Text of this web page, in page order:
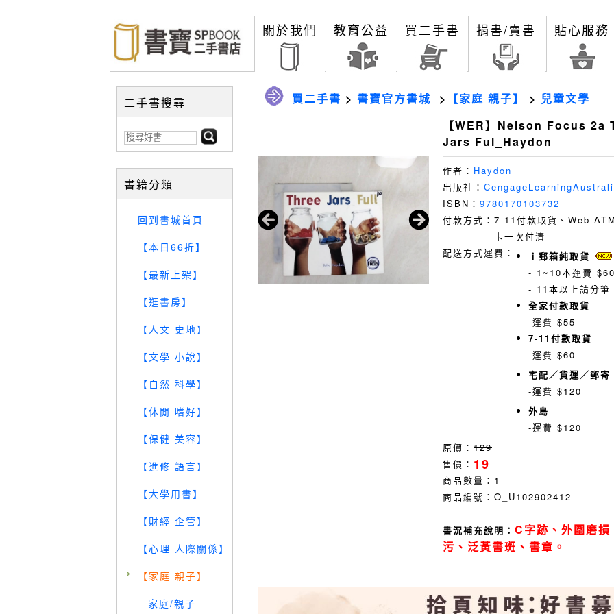
關於我們 教育公益 買二手書 捐書/賣書 貼心服務
二手書搜尋
書籍分類
回到書城首頁
【本日66折】
【最新上架】
【逛書房】
【人文 史地】
【文學 小說】
【自然 科學】
【休閒 嗜好】
【保健 美容】
【進修 語言】
【大學用書】
【財經 企管】
【心理 人際關係】
【家庭 親子】
家庭/親子
買二手書 > 書寶官方書城 > 【家庭 親子】 > 兒童文學
【WER】Nelson Focus 2a
Jars Ful_Haydon
作者： Haydon
出版社：
ISBN： 9780170103732
付款方式： 7-11付款取貨、Web
卡一次付清
配送方式運費：
ｉ郵箱純取貨
- 1~10本運費
- 11本以上請分筆
全家付款取貨
-運費 $55
7-11付款取貨
-運費 $60
宅配／貨運／郵寄
-運費 $120
外島
-運費 $120
原價： 129
售價： 19
商品數量： 1
商品編號： O_U102902412
書況補充說明： C字跡、外圍磨損
污、泛黃書斑、書章。